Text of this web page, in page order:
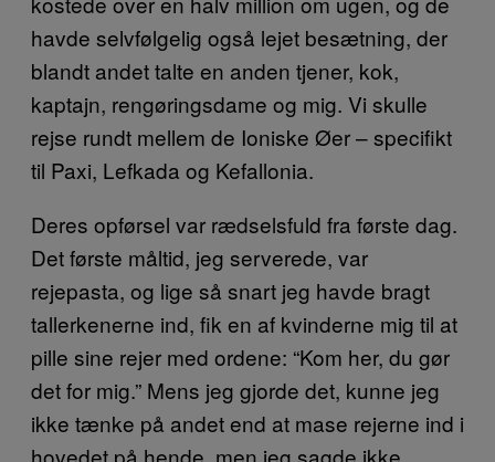
havde selvfølgelig også lejet besætning, der
blandt andet talte en anden tjener, kok,
kaptajn, rengøringsdame og mig. Vi skulle
rejse rundt mellem de Ioniske Øer – specifikt
til Paxi, Lefkada og Kefallonia.
Deres opførsel var rædselsfuld fra første dag.
Det første måltid, jeg serverede, var
rejepasta, og lige så snart jeg havde bragt
tallerkenerne ind, fik en af kvinderne mig til at
pille sine rejer med ordene: “Kom her, du gør
det for mig.” Mens jeg gjorde det, kunne jeg
ikke tænke på andet end at mase rejerne ind i